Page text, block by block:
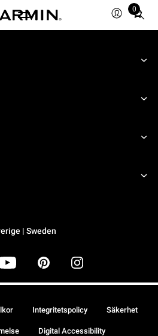
0
Total
items
cart:
| Sweden
Integritetspolicy Säkerhet
Digital Accessibility